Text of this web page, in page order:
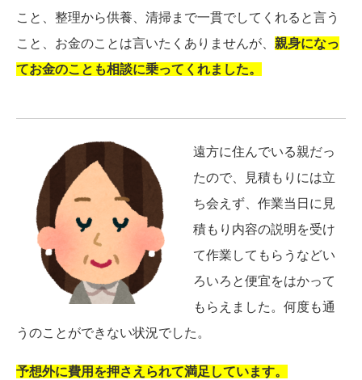
こと、整理から供養、清掃まで一貫でしてくれると言う
こと、お金のことは言いたくありませんが、 親身になっ
てお金のことも相談に乗ってくれました。
遠方に住んでいる親だっ
たので、見積もりには立
ち会えず、作業当日に見
積もり内容の説明を受け
て作業してもらうなどい
ろいろと便宜をはかって
もらえました。何度も通
うのことができない状況でした。
予想外に費用を押さえられて満足しています。